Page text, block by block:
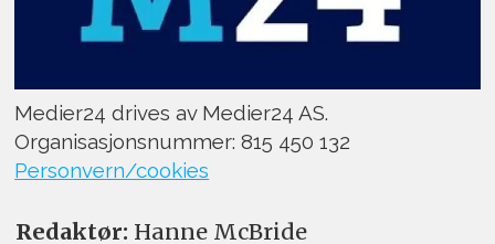
Medier24 drives av Medier24 AS.
Organisasjonsnummer: 815 450 132
Personvern/cookies
Redaktør: Hanne McBride